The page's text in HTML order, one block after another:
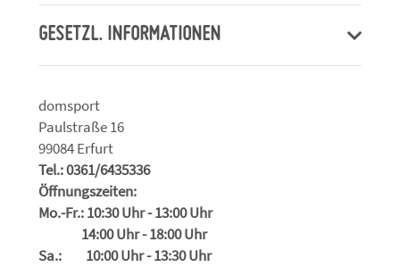
GESETZL. INFORMATIONEN
domsport
Paulstraße 16
99084 Erfurt
Tel.: 0361/6435336
Öffnungszeiten:
Mo.-Fr.: 10:30 Uhr - 13:00 Uhr
14:00 Uhr - 18:00 Uhr
Sa.: 10:00 Uhr - 13:30 Uhr